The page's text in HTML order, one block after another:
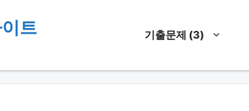
트 기출문제 (3)